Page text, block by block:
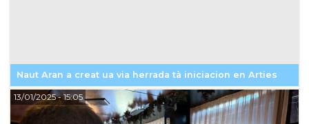
Naut Aran a creat ua via herrada tà iniciacion en Arties
13/01/2025- 15:05